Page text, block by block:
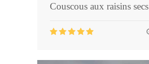
Couscous aux raisins secs